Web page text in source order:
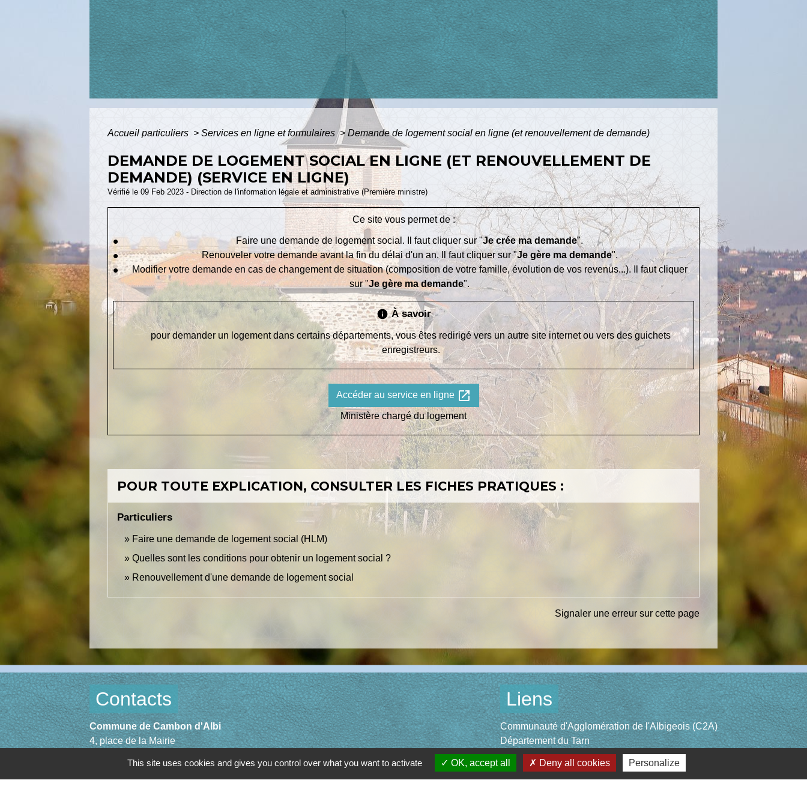
Accueil particuliers > Services en ligne et formulaires> Demande de logement social en ligne (et renouvellement de demande)
DEMANDE DE LOGEMENT SOCIAL EN LIGNE (ET RENOUVELLEMENT DE
DEMANDE) (SERVICE EN LIGNE)
Vérifié le 09 Feb 2023 - Direction de l'information légale et administrative (Première ministre)
Ce site vous permet de :
Faire une demande de logement social. Il faut cliquer sur "Je crée ma demande".
Renouveler votre demande avant la fin du délai d'un an. Il faut cliquer sur "Je gère ma demande".
Modifier votre demande en cas de changement de situation (composition de votre famille, évolution de vos revenus...). Il faut cliquer
sur "Je gère ma demande".
infoÀ savoir
pour demander un logement dans certains départements, vous êtes redirigé vers un autre site internet ou vers des guichets
enregistreurs.
Accéder au service en ligne open_in_new
Ministère chargé du logement
POUR TOUTE EXPLICATION, CONSULTER LES FICHES PRATIQUES :
Particuliers
Faire une demande de logement social (HLM)
Quelles sont les conditions pour obtenir un logement social ?
Renouvellement d'une demande de logement social
Signaler une erreur sur cette page
Contacts
Commune de Cambon d'Albi
4, place de la Mairie
+33 5 63 53 00 00
Liens
Communauté d'Agglomération de l'Albigeois (C2A)
Département du Tarn
Région Occitanie
Préfecture du Tarn
This site uses cookies and gives you control over what you want to activate OK, accept all Deny all cookies Personalize